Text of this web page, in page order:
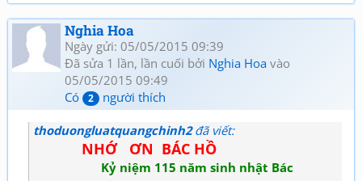
Nghia Hoa
Ngày gửi: 05/05/2015 09:39
Đã sửa 1 lần, lần cuối bởi Nghia Hoa vào
05/05/2015 09:49
Có
2 người thích
thoduongluatquangchinh2đã viết:
NHỚ ƠN BÁC HỒ
Kỷ niệm 115 năm sinh nhật Bác